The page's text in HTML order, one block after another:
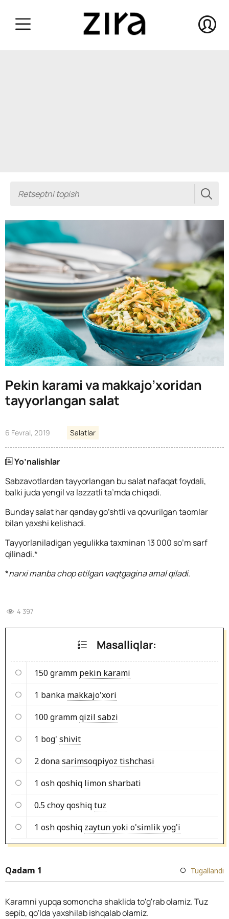
Pekin karami va makkajo’xoridan
tayyorlangan salat
6 Fevral, 2019 Salatlar
Yo’nalishlar
Sabzavotlardan tayyorlangan bu salat nafaqat foydali,
balki juda yengil va lazzatli ta’mda chiqadi.
Bunday salat har qanday go’shtli va qovurilgan taomlar
bilan yaxshi kelishadi.
Tayyorlaniladigan yegulikka taxminan 13 000 so’m sarf
qilinadi.*
*narxi manba chop etilgan vaqtgagina amal qiladi.
4 397
Masalliqlar:
150 gramm pekin karami
1 banka makkajo'xori
100 grammqizil sabzi
1 bog' shivit
2 donasarimsoqpiyoz tishchasi
1 osh qoshiq limon sharbati
0.5 choy qoshiqtuz
1 osh qoshiq zaytun yoki o'simlik yog'i
Qadam 1 Tugallandi
Karamni yupqa somoncha shaklida to'g'rab olamiz. Tuz
sepib, qo'lda yaxshilab ishqalab olamiz.